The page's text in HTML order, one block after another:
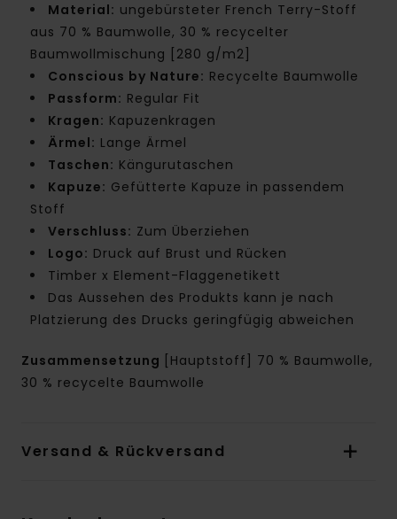
Material: ungebürsteter French Terry-Stoff
aus 70 % Baumwolle, 30 % recycelter
Baumwollmischung [280 g/m2]
Conscious by Nature: Recycelte Baumwolle
Passform: Regular Fit
Kragen: Kapuzenkragen
Ärmel: Lange Ärmel
Taschen: Kängurutaschen
Kapuze: Gefütterte Kapuze in passendem
Stoff
Verschluss: Zum Überziehen
Logo: Druck auf Brust und Rücken
Timber x Element-Flaggenetikett
Das Aussehen des Produkts kann je nach
Platzierung des Drucks geringfügig abweichen
Zusammensetzung
[Hauptstoff] 70 % Baumwolle,
30 % recycelte Baumwolle
Versand & Rückversand